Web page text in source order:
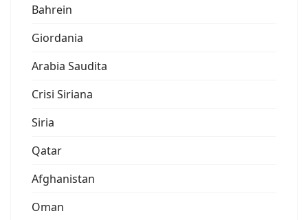
Bahrein
Giordania
Arabia Saudita
Crisi Siriana
Siria
Qatar
Afghanistan
Oman